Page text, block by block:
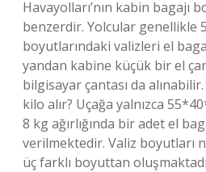
Havayolları’nın kabin bagajı
benzerdir. Yolcular genellikle
boyutlarındaki valizleri el
yandan kabine küçük bir el
bilgisayar çantası da
kilo alır? Uçağa yalnızca
8 kg ağırlığında bir adet el
verilmektedir. Valiz boyutları
üç farklı boyuttan